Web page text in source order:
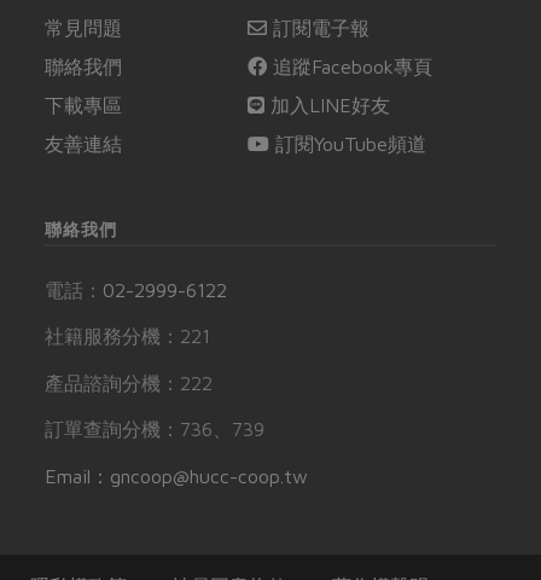
常見問題
聯絡我們
下載專區
友善連結
訂閱電子報
追蹤Facebook專頁
加入LINE好友
訂閱YouTube頻道
聯絡我們
電話： 02-2999-6122
社籍服務分機：221
產品諮詢分機：222
訂單查詢分機：736、739
Email：gncoop@hucc-coop.tw